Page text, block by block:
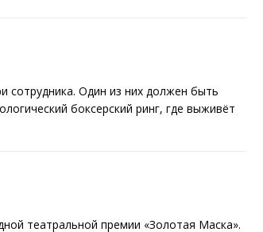
сотрудника. Один из них должен быть
боксерский ринг, где выживёт
театральной премии «Золотая Маска».